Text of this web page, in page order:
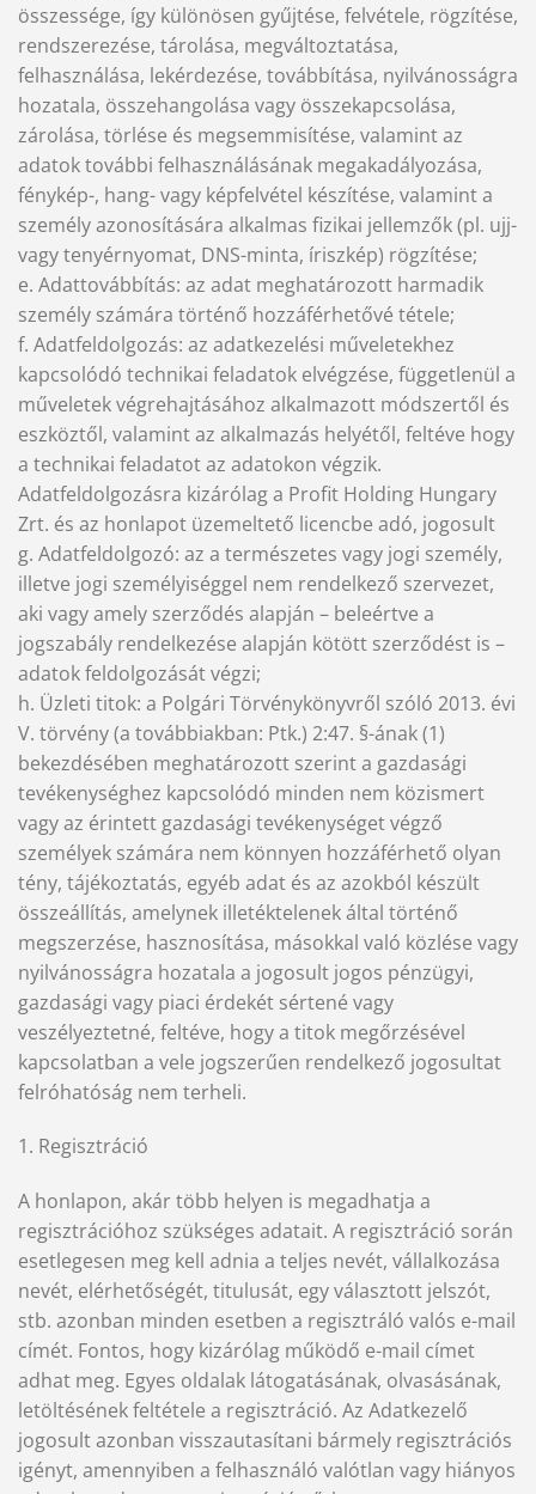
összessége, így különösen gyűjtése, felvétele, rögzítése,
rendszerezése, tárolása, megváltoztatása,
felhasználása, lekérdezése, továbbítása, nyilvánosságra
hozatala, összehangolása vagy összekapcsolása,
zárolása, törlése és megsemmisítése, valamint az
adatok további felhasználásának megakadályozása,
fénykép-, hang- vagy képfelvétel készítése, valamint a
személy azonosítására alkalmas fizikai jellemzők (pl. ujj-
vagy tenyérnyomat, DNS-minta, íriszkép) rögzítése;
e. Adattovábbítás: az adat meghatározott harmadik
személy számára történő hozzáférhetővé tétele;
f. Adatfeldolgozás: az adatkezelési műveletekhez
kapcsolódó technikai feladatok elvégzése, függetlenül a
műveletek végrehajtásához alkalmazott módszertől és
eszköztől, valamint az alkalmazás helyétől, feltéve hogy
a technikai feladatot az adatokon végzik.
Adatfeldolgozásra kizárólag a Profit Holding Hungary
Zrt. és az honlapot üzemeltető licencbe adó, jogosult
g. Adatfeldolgozó: az a természetes vagy jogi személy,
illetve jogi személyiséggel nem rendelkező szervezet,
aki vagy amely szerződés alapján – beleértve a
jogszabály rendelkezése alapján kötött szerződést is –
adatok feldolgozását végzi;
h. Üzleti titok: a Polgári Törvénykönyvről szóló 2013. évi
V. törvény (a továbbiakban: Ptk.) 2:47. §-ának (1)
bekezdésében meghatározott szerint a gazdasági
tevékenységhez kapcsolódó minden nem közismert
vagy az érintett gazdasági tevékenységet végző
személyek számára nem könnyen hozzáférhető olyan
tény, tájékoztatás, egyéb adat és az azokból készült
összeállítás, amelynek illetéktelenek által történő
megszerzése, hasznosítása, másokkal való közlése vagy
nyilvánosságra hozatala a jogosult jogos pénzügyi,
gazdasági vagy piaci érdekét sértené vagy
veszélyeztetné, feltéve, hogy a titok megőrzésével
kapcsolatban a vele jogszerűen rendelkező jogosultat
felróhatóság nem terheli.
1. Regisztráció
A honlapon, akár több helyen is megadhatja a
regisztrációhoz szükséges adatait. A regisztráció során
esetlegesen meg kell adnia a teljes nevét, vállalkozása
nevét, elérhetőségét, titulusát, egy választott jelszót,
stb. azonban minden esetben a regisztráló valós e-mail
címét. Fontos, hogy kizárólag működő e-mail címet
adhat meg. Egyes oldalak látogatásának, olvasásának,
letöltésének feltétele a regisztráció. Az Adatkezelő
jogosult azonban visszautasítani bármely regisztrációs
igényt, amennyiben a felhasználó valótlan vagy hiányos